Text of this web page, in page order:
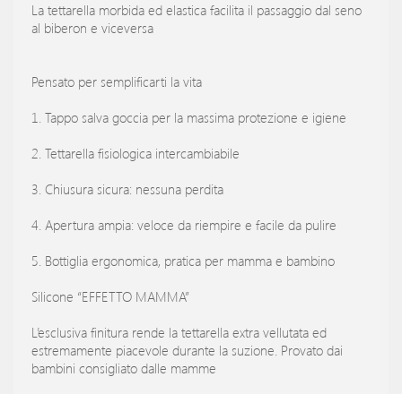
La tettarella morbida ed elastica facilita il passaggio dal seno
al biberon e viceversa
Pensato per semplificarti la vita
1. Tappo salva goccia per la massima protezione e igiene
2. Tettarella fisiologica intercambiabile
3. Chiusura sicura: nessuna perdita
4. Apertura ampia: veloce da riempire e facile da pulire
5. Bottiglia ergonomica, pratica per mamma e bambino
Silicone “EFFETTO MAMMA”
L’esclusiva finitura rende la tettarella extra vellutata ed
estremamente piacevole durante la suzione. Provato dai
bambini consigliato dalle mamme